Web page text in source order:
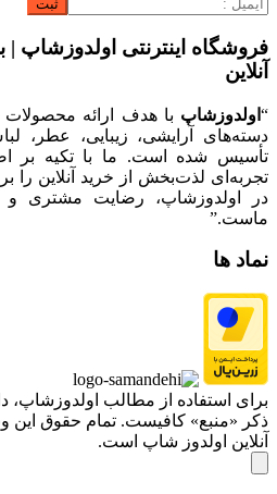
فروشگاه اینترنتی اولدوزشاپ
آنلاین
“ اولدوزشاپ با هدف ارائه
دسته‌های آرایشی، زیبایی، عطر،
تأسیس شده است. ما با تکیه بر
تجربه‌ای لذت‌بخش از خرید آنلاین را
در اولدوزشاپ، رضایت مشتری و
ماست.”
نماد ها
برای استفاده از مطالب
ذکر «منبع» کافیست. تمام حقوق اين
آنلاین اولدوز شاپ است.